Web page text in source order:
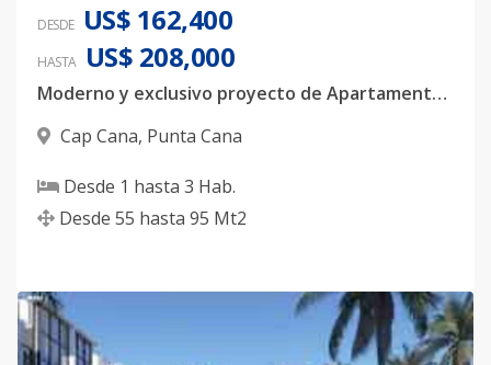
DESDE US$ 162,400
HASTA US$ 208,000
Moderno y exclusivo proyecto de Apartamentos en Ciudad Las Canas
Cap Cana, Punta Cana
Desde 1 hasta 3 Hab.
Desde 55 hasta 95 Mt2